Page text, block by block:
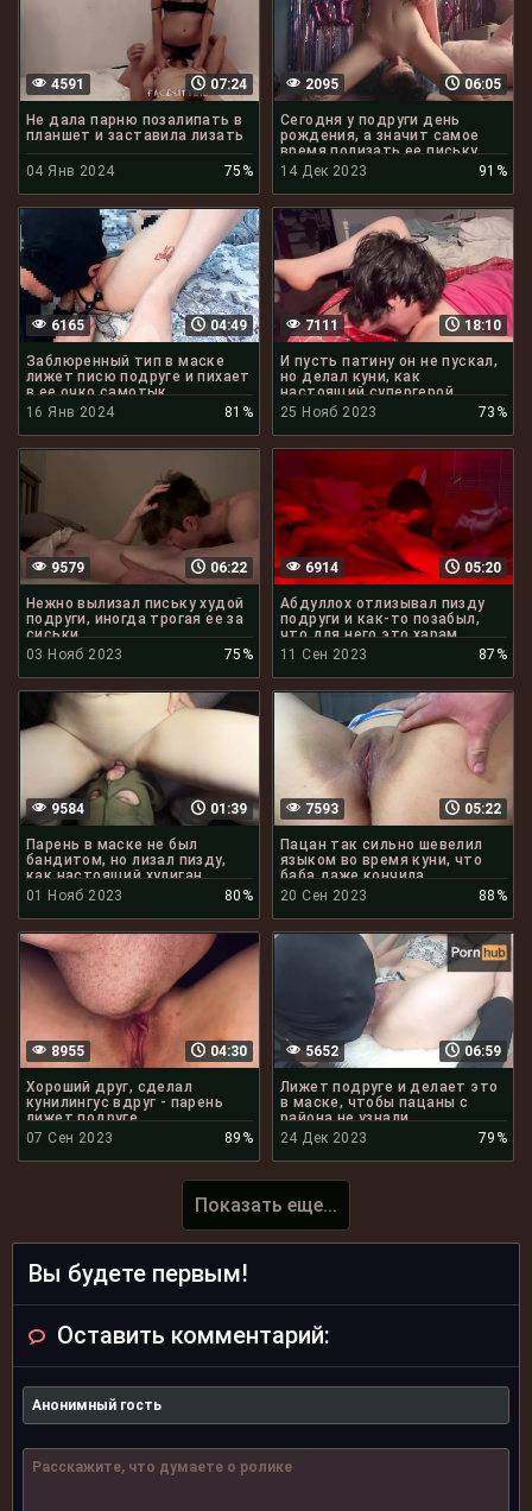
07:24
4591
Не дала парню позалипать в
планшет и заставила лизать
04 Янв 2024 75%
06:05
2095
Сегодня у подруги день
рождения, а значит самое
время полизать ее письку
14 Дек 2023
91%
04:49
6165
Заблюренный тип в маске
лижет писю подруге и пихает
в ее очко самотык
16 Янв 2024
81%
18:10
7111
И пусть патину он не пускал,
но делал куни, как
настоящий супергерой
25 Нояб 2023
73%
06:22
9579
Нежно вылизал письку худой
подруги, иногда трогая ее за
сиськи
03 Нояб 2023
75%
05:20
6914
Абдуллох отлизывал пизду
подруги и как-то позабыл,
что для него это харам
11 Сен 2023
87%
01:39
9584
Парень в маске не был
бандитом, но лизал пизду,
как настоящий хулиган
01 Нояб 2023
80%
05:22
7593
Пацан так сильно шевелил
языком во время куни, что
баба даже кончила
20 Сен 2023
88%
04:30
8955
Хороший друг, сделал
кунилингус вдруг - парень
лижет подруге
07 Сен 2023
89%
06:59
5652
Лижет подруге и делает это
в маске, чтобы пацаны с
района не узнали
24 Дек 2023
79%
Показать еще...
Вы будете первым!
Оставить комментарий: